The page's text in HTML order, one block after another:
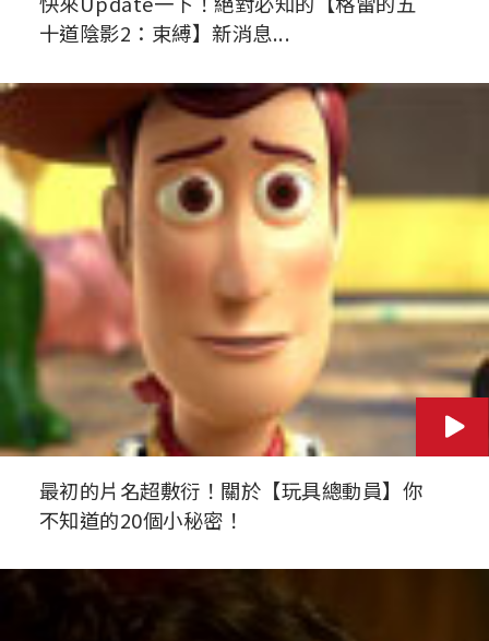
十道陰影2：束縛】新消息...
最初的片名超敷衍！關於【玩具總動員】你
不知道的20個小秘密！